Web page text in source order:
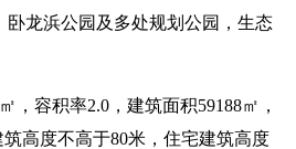
卧龙浜公园及多处规划公园，生态
，容积率2.0，建筑面积59188㎡，
高度不高于80米，住宅建筑高度